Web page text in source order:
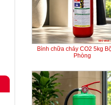
Bình chữa cháy CO2 5kg
Phòng